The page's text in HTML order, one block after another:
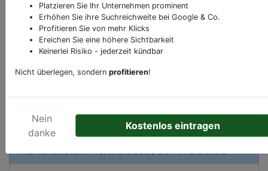
Sie möchten eine Beschreibung, Dienstleistung
oder andere relevante Informationen hinzufügen?
Klicken Sie bittehierum uns zu kontaktieren.
Gerne erweitern wir Ihren Firmeneintrag um
Ihr Unternehmen anbietet und womit Sie sich von
KartenansichtWertherstraße 267inBielefeld
Platzieren Sie Ihr Unternehmen prominent
Erhöhen Sie ihre Suchreichweite bei Google & Co.
Profitieren Sie von mehr Klicks
Ereichen Sie eine höhere Sichtbarkeit
Keinerlei Risiko - jederzeit kündbar
Nicht überlegen, sondern profitieren!
Nein
danke
Kostenlos eintragen